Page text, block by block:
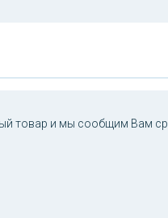
товар и мы сообщим Вам